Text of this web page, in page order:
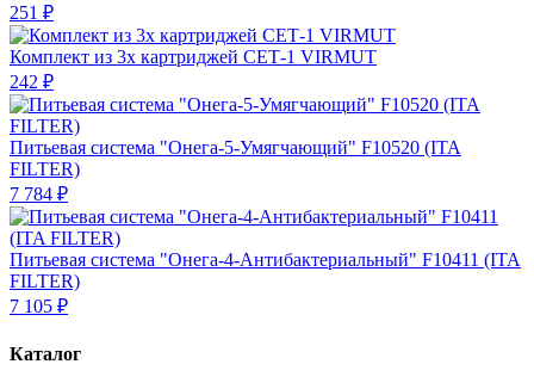
251 ₽
Комплект из 3х картриджей СЕТ-1 VIRMUT
242 ₽
Питьевая система "Онега-5-Умягчающий" F10520 (ITA
FILTER)
7 784 ₽
Питьевая система "Онега-4-Антибактериальный" F10411 (ITA
FILTER)
7 105 ₽
Каталог